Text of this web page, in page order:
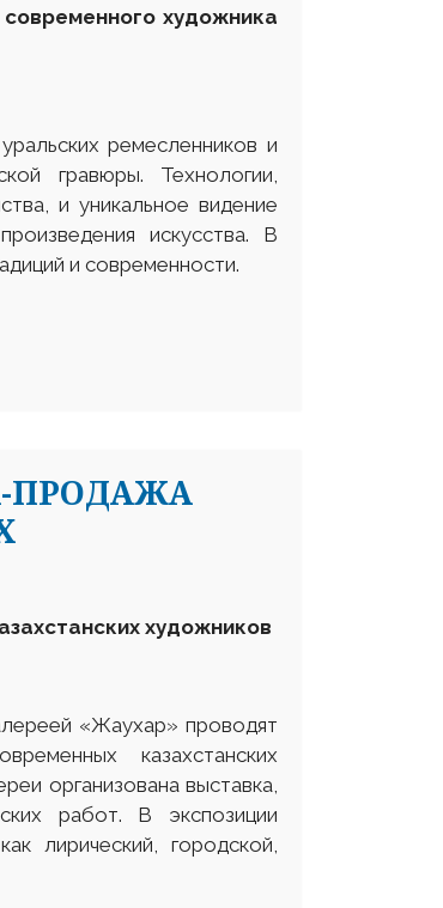
современного художника
ремесленников и
гравюры. Технологии,
и уникальное видение
искусства. В
и современности.
ПРОДАЖА
художников
«Жаухар» проводят
казахстанских
организована выставка,
работ. В экспозиции
лирический, городской,